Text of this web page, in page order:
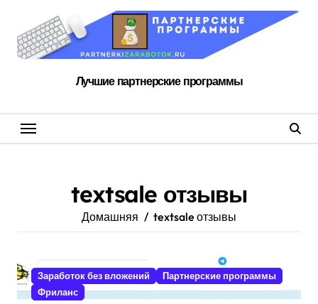
содержанию
Лучшие партнерские программы
textsale отзывы
Домашняя textsale отзывы
Заработок без вложений
Партнерские программы
Фриланс